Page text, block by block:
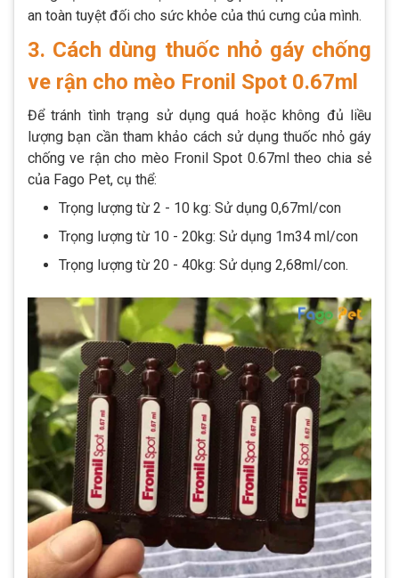
an toàn tuyệt đối cho sức khỏe của thú cưng của mình.
3. Cách dùng thuốc nhỏ gáy chống
ve rận cho mèo Fronil Spot 0.67ml
Để tránh tình trạng sử dụng quá hoặc không đủ liều
lượng bạn cần tham khảo cách sử dụng thuốc nhỏ gáy
chống ve rận cho mèo Fronil Spot 0.67ml theo chia sẻ
của Fago Pet, cụ thể:
Trọng lượng từ 2 - 10 kg: Sử dụng 0,67ml/con
Trọng lượng từ 10 - 20kg: Sử dụng 1m34 ml/con
Trọng lượng từ 20 - 40kg: Sử dụng 2,68ml/con.